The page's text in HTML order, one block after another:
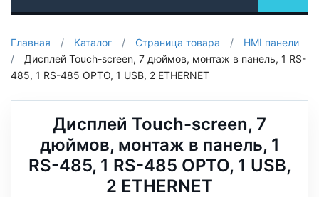
Главная / Каталог / Страница товара /
HMI панели
/
Дисплей Touch-screen, 7 дюймов, монтаж в панель, 1 RS-
485, 1 RS-485 OPTO, 1 USB, 2 ETHERNET
Дисплей Touch-screen, 7
дюймов, монтаж в панель, 1
RS-485, 1 RS-485 OPTO, 1 USB,
2 ETHERNET